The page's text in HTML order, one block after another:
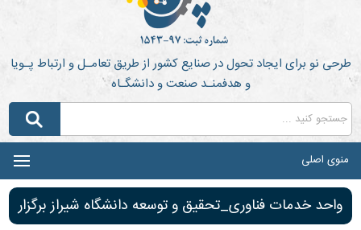
طرحی نو برای ایجاد تحول در صنایع کشور از طریق تعامـل و ارتباط پـویا
و هدفمنـد صنعت و دانشگـاه
منوی اصلی
واحد خدمات فناوری_تحقیق و توسعه دانشگاه شیراز برگزار